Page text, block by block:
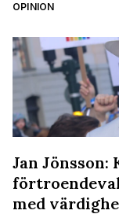
OPINION
Jan Jönsson:
med